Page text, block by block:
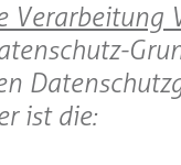
Verarbeitung
ist die: